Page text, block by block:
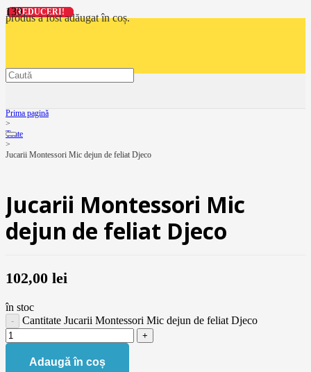
produsa fost adăugat în coș.
Prima pagină
>
Toate
>
Jucarii Montessori Mic dejun de feliat Djeco
Jucarii Montessori Mic
dejun de feliat Djeco
102,00 lei
în stoc
Cantitate Jucarii Montessori Mic dejun de feliat Djeco
Adaugă în coș
REDUCERI!
REDUCERI!
REDUCERI!
REDUCERI!